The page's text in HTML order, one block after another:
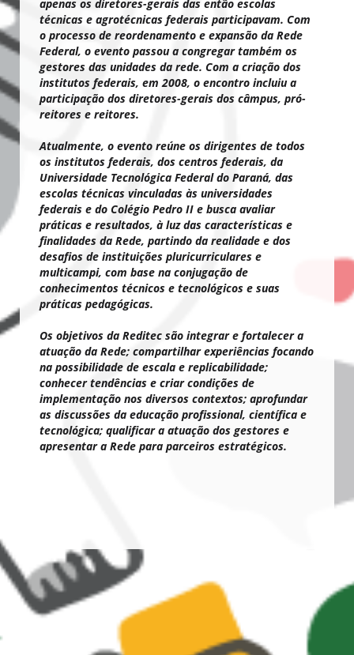
apenas os diretores-gerais das então escolas
técnicas e agrotécnicas federais participavam. Com
o processo de reordenamento e expansão da Rede
Federal, o evento passou a congregar também os
gestores das unidades da rede. Com a criação dos
institutos federais, em 2008, o encontro incluiu a
participação dos diretores-gerais dos câmpus, pró-
reitores e reitores.
Atualmente, o evento reúne os dirigentes de todos
os institutos federais, dos centros federais, da
Universidade Tecnológica Federal do Paraná, das
escolas técnicas vinculadas às universidades
federais e do Colégio Pedro II e busca avaliar
práticas e resultados, à luz das características e
finalidades da Rede, partindo da realidade e dos
desafios de instituições pluricurriculares e
multicampi, com base na conjugação de
conhecimentos técnicos e tecnológicos e suas
práticas pedagógicas.
Os objetivos da Reditec são integrar e fortalecer a
atuação da Rede; compartilhar experiências focando
na possibilidade de escala e replicabilidade;
conhecer tendências e criar condições de
implementação nos diversos contextos; aprofundar
as discussões da educação profissional, científica e
tecnológica; qualificar a atuação dos gestores e
apresentar a Rede para parceiros estratégicos.